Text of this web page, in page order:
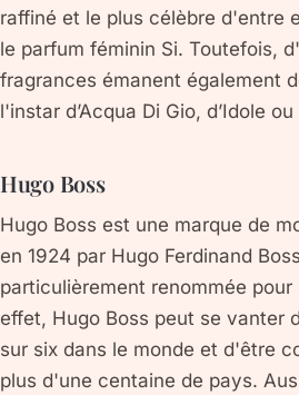
raffiné et le plus célèbre d'entre
le parfum féminin Si. Toutefois,
fragrances émanent également
l'instar d’Acqua Di Gio, d’Idole ou
Hugo Boss
Hugo Boss est une marque de
en 1924 par Hugo Ferdinand
particulièrement renommée pour
effet, Hugo Boss peut se vanter
sur six dans le monde et d'être
plus d'une centaine de pays.